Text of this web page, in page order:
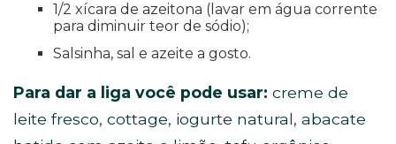
1/2 xícara de azeitona (lavar em água corrente
para diminuir teor de sódio);
Salsinha, sal e azeite a gosto.
Para dar a liga você pode usar: creme de
leite fresco, cottage, iogurte natural, abacate